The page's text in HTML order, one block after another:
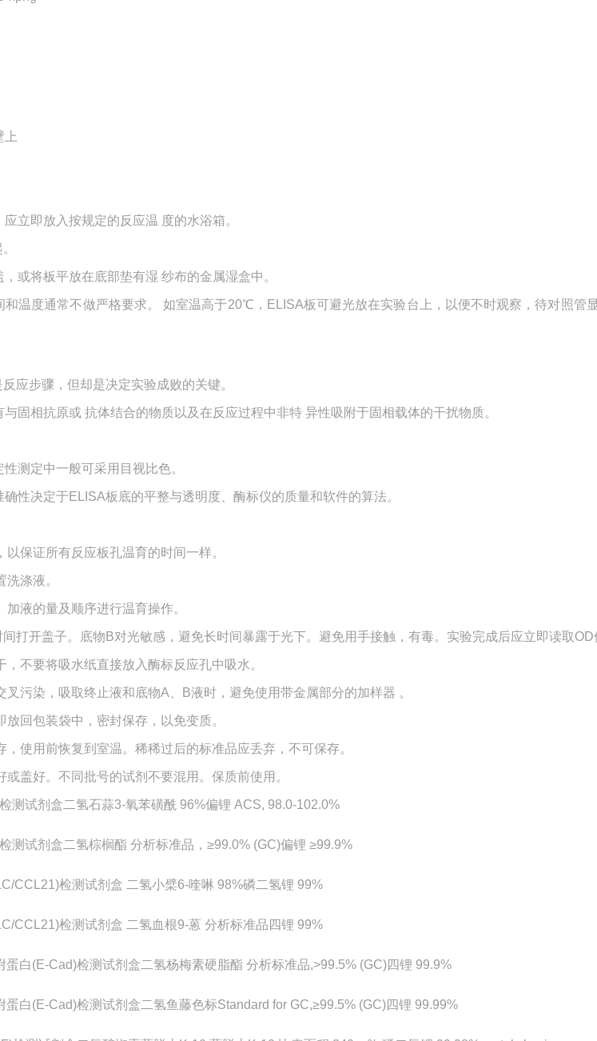
上
立即放入按规定的反应温 度的水浴箱。
或将板平放在底部垫有湿 纱布的金属湿盒中。
和温度通常不做严格要求。 如室温高于20℃，ELISA板可避光放在实验台上，以便不时观察，待对照管
应步骤，但却是决定实验成败的关键。
固相抗原或 抗体结合的物质以及在反应过程中非特 异性吸附于固相载体的干扰物质。
测定中一般可采用目视比色。
性决定于ELISA板底的平整与透明度、酶标仪的质量和软件的算法。
保证所有反应板孔温育的时间一样。
涤液。
液的量及顺序进行温育操作。
打开盖子。底物B对光敏感，避免长时间暴露于光下。避免用手接触，有毒。实验完成后应立即读取OD
不要将吸水纸直接放入酶标反应孔中吸水。
污染，吸取终止液和底物A、B液时，避免使用带金属部分的加样器 。
回包装袋中，密封保存，以免变质。
使用前恢复到室温。稀稀过后的标准品应丢弃，不可保存。
盖好。不同批号的试剂不要混用。保质前使用。
测试剂盒二氢石蒜3-氧苯磺酰 96%偏锂 ACS, 98.0-102.0%
测试剂盒二氢棕榈酯 分析标准品，≥99.0% (GC)偏锂 ≥99.9%
CCL21)检测试剂盒 二氢小檗6-喹啉 98%磷二氢锂 99%
CCL21)检测试剂盒 二氢血根9-蒽 分析标准品四锂 99%
蛋白(E-Cad)检测试剂盒二氢杨梅素硬脂酯 分析标准品,>99.5% (GC)四锂 99.9%
蛋白(E-Cad)检测试剂盒二氢鱼藤色标Standard for GC,≥99.5% (GC)四锂 99.99%